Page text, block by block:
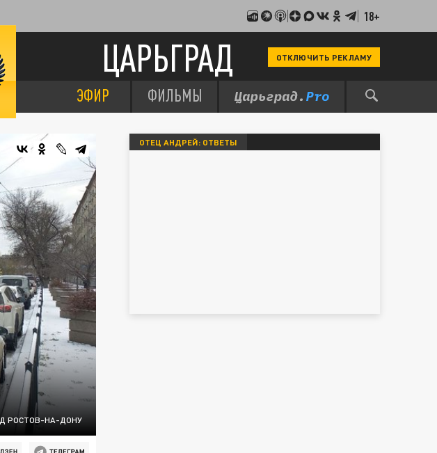
18+
ЦАРЬГРАД ОТКЛЮЧИТЬ РЕКЛАМУ
ЭФИР ФИЛЬМЫ
РОСТОВ-НА-ДОНУ
ОТЕЦ АНДРЕЙ: ОТВЕТЫ